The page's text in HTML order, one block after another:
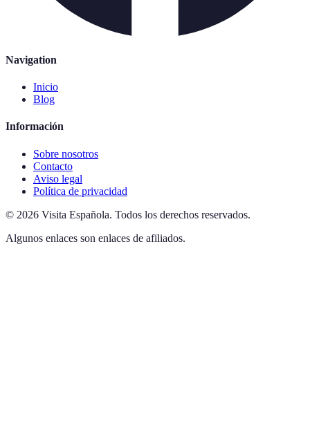
Navigation
Inicio
Blog
Información
Sobre nosotros
Contacto
Aviso legal
Política de privacidad
© 2026 Visita Española. Todos los derechos reservados.
Algunos enlaces son enlaces de afiliados.